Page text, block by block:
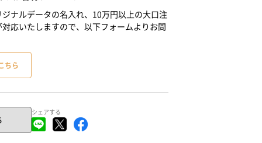
ナルデータの名入れ、10万円以上の大口注
応いたしますので、以下フォームよりお問
ちら
シェアする